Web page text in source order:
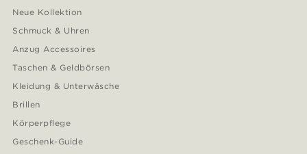
Neue Kollektion
Schmuck & Uhren
Anzug Accessoires
Taschen & Geldbörsen
Kleidung & Unterwäsche
Brillen
Körperpflege
Geschenk-Guide